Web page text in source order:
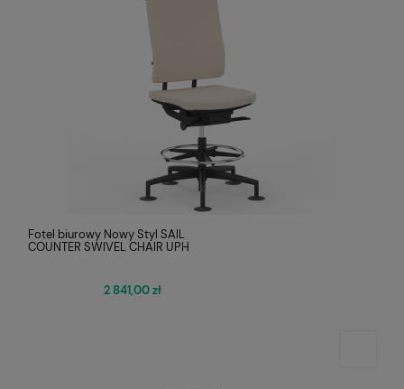
Fotel biurowy Nowy Styl SAIL
COUNTER SWIVEL CHAIR UPH
2 841,00 zł